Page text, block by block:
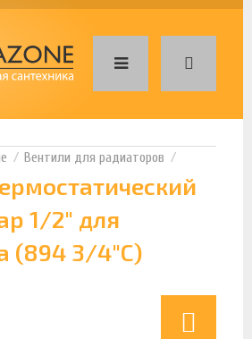
Вентили для радиаторов
1/2" для
(894 3/4"C)